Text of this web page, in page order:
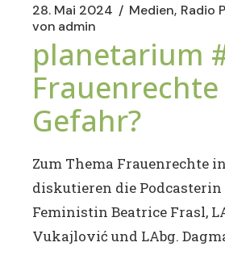
28. Mai 2024 Medien Radio
von admin
planetarium
Gefahr?
Zum Thema Frauenrechte
diskutieren die Podcasterin
Feministin Beatrice Frasl,
Vukajlović und LAbg.